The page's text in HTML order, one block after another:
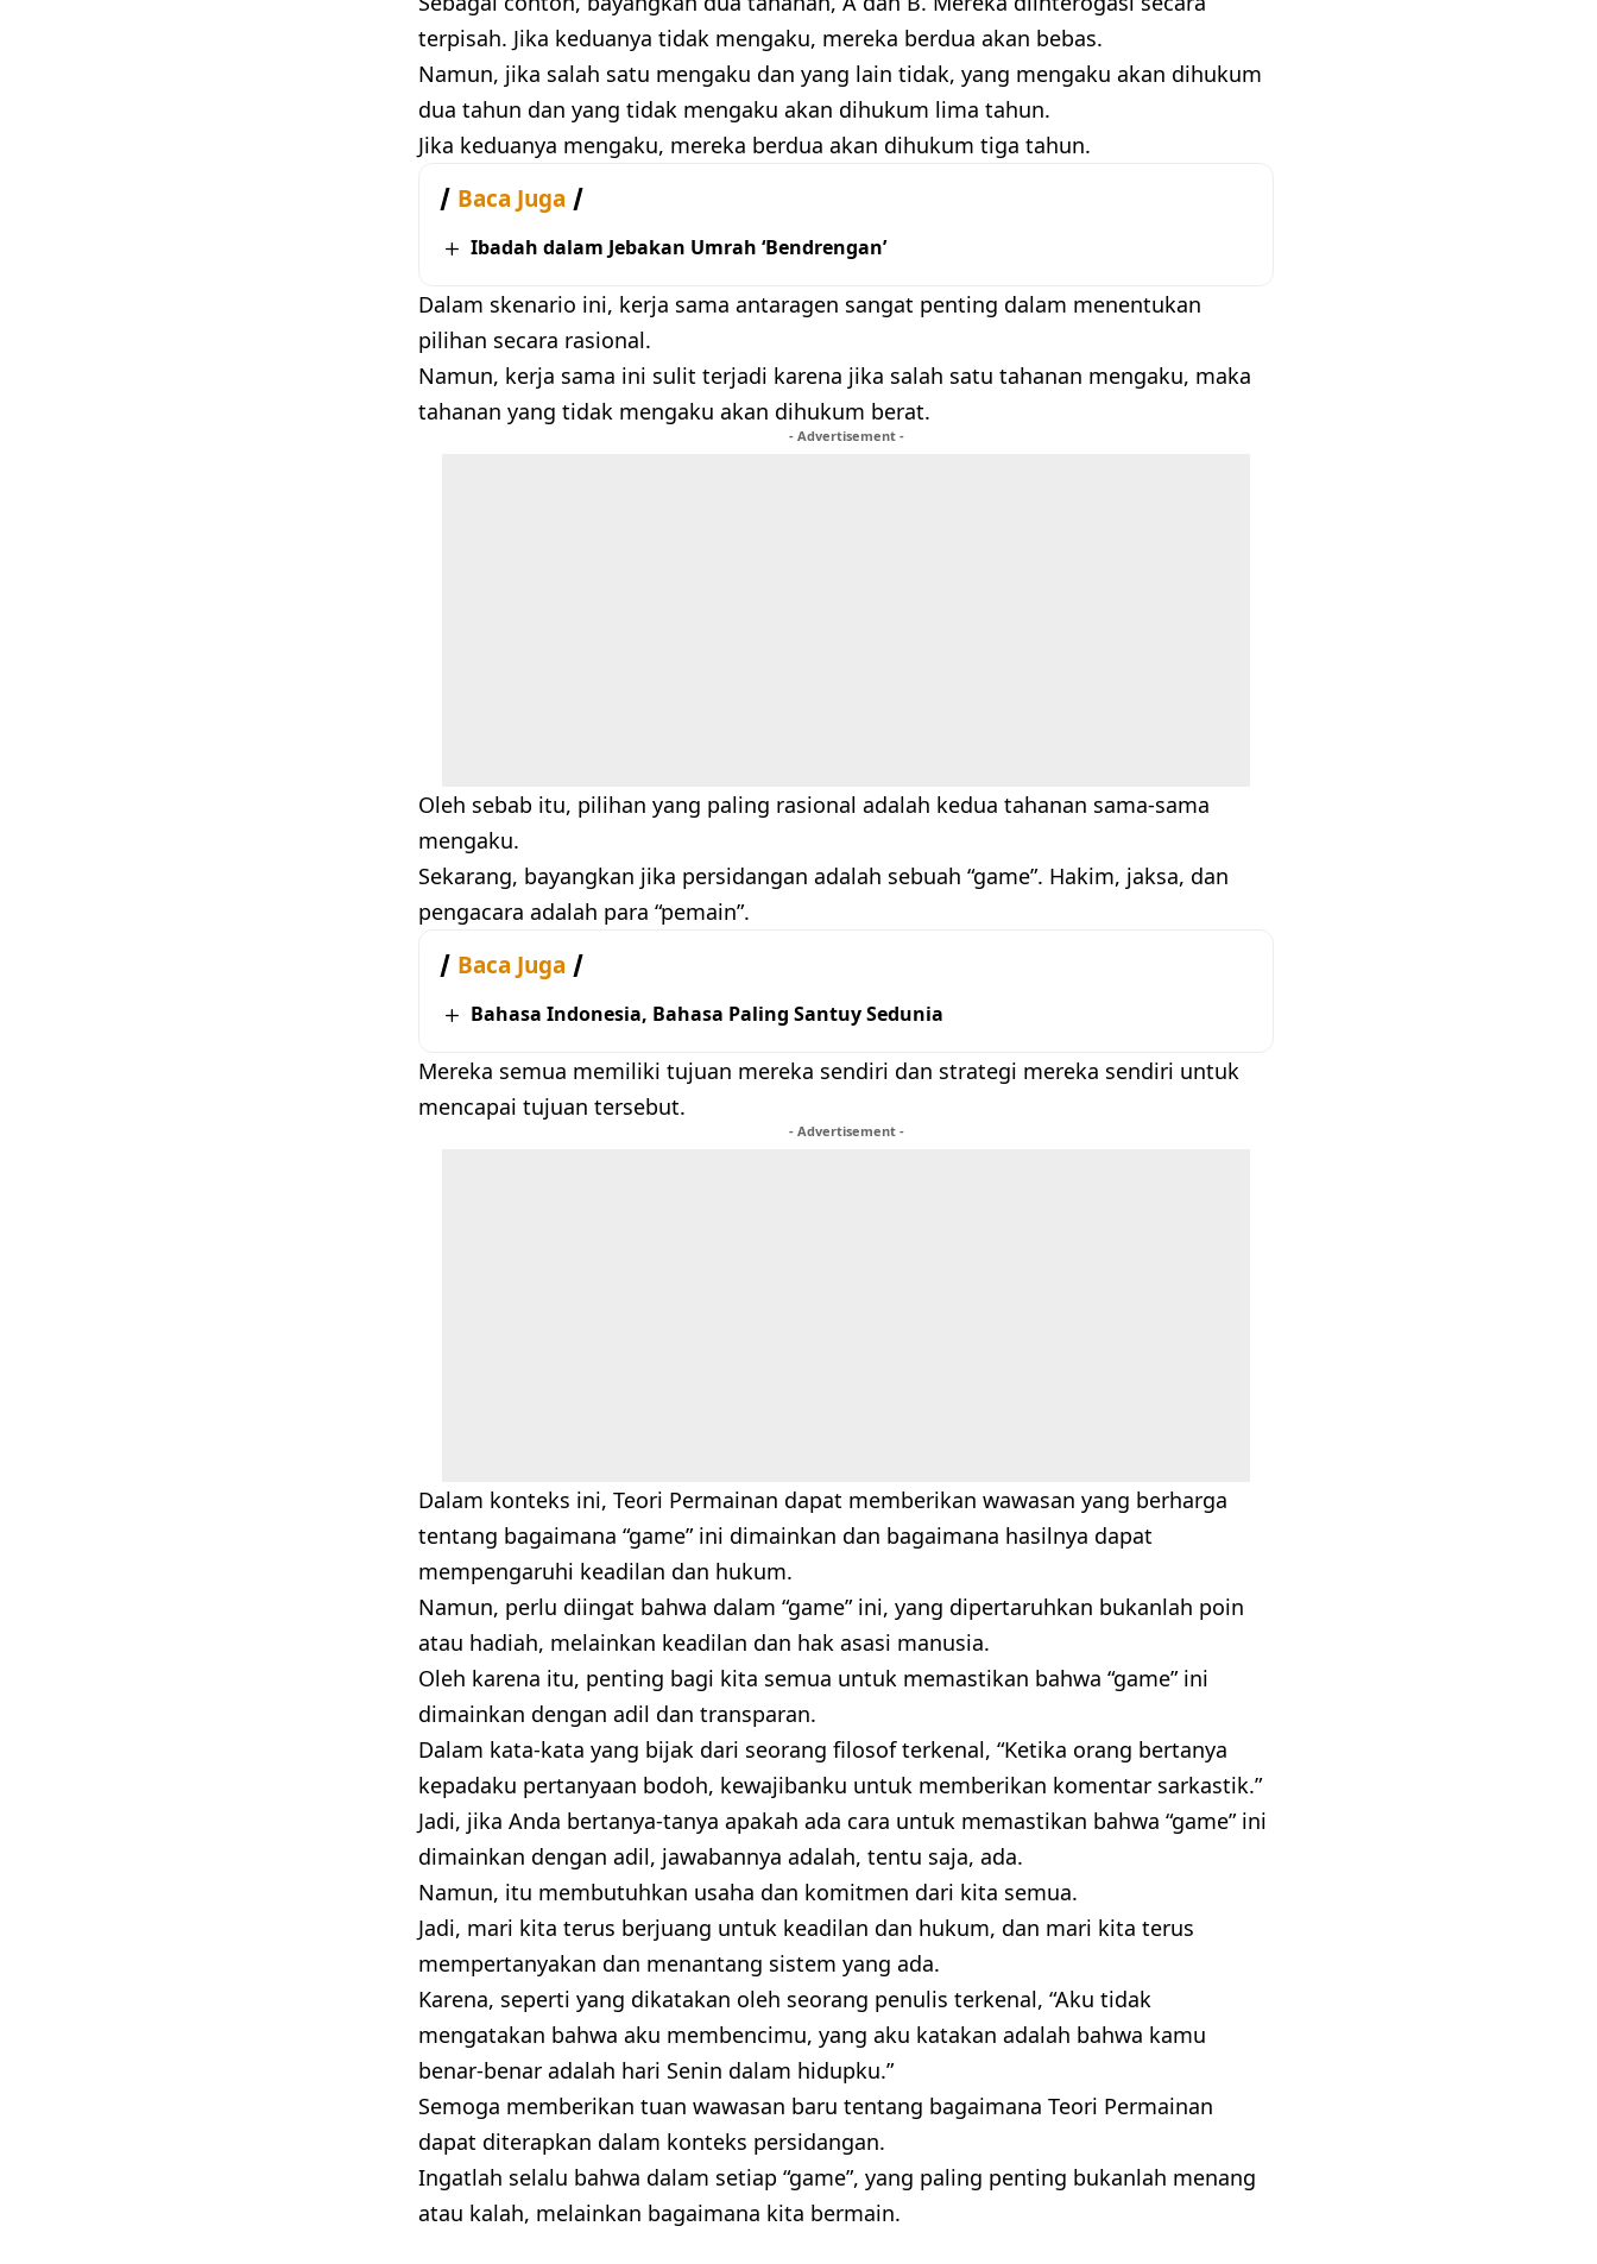
terpisah. Jika keduanya tidak mengaku, mereka berdua akan bebas.
Namun, jika salah satu mengaku dan yang lain tidak, yang mengaku akan dihukum
dua tahun dan yang tidak mengaku akan dihukum lima tahun.
Jika keduanya mengaku, mereka berdua akan dihukum tiga tahun.
Baca Juga
Ibadah dalam Jebakan Umrah ‘Bendrengan’
Dalam skenario ini, kerja sama antaragen sangat penting dalam menentukan
pilihan secara rasional.
Namun, kerja sama ini sulit terjadi karena jika salah satu tahanan mengaku, maka
tahanan yang tidak mengaku akan dihukum berat.
- Advertisement -
Oleh sebab itu, pilihan yang paling rasional adalah kedua tahanan sama-sama
mengaku.
Sekarang, bayangkan jika persidangan adalah sebuah “game”. Hakim, jaksa, dan
pengacara adalah para “pemain”.
Baca Juga
Bahasa Indonesia, Bahasa Paling Santuy Sedunia
Mereka semua memiliki tujuan mereka sendiri dan strategi mereka sendiri untuk
mencapai tujuan tersebut.
- Advertisement -
Dalam konteks ini, Teori Permainan dapat memberikan wawasan yang berharga
tentang bagaimana “game” ini dimainkan dan bagaimana hasilnya dapat
mempengaruhi keadilan dan hukum.
Namun, perlu diingat bahwa dalam “game” ini, yang dipertaruhkan bukanlah poin
atau hadiah, melainkan keadilan dan hak asasi manusia.
Oleh karena itu, penting bagi kita semua untuk memastikan bahwa “game” ini
dimainkan dengan adil dan transparan.
Dalam kata-kata yang bijak dari seorang filosof terkenal, “Ketika orang bertanya
kepadaku pertanyaan bodoh, kewajibanku untuk memberikan komentar sarkastik.”
Jadi, jika Anda bertanya-tanya apakah ada cara untuk memastikan bahwa “game” ini
dimainkan dengan adil, jawabannya adalah, tentu saja, ada.
Namun, itu membutuhkan usaha dan komitmen dari kita semua.
Jadi, mari kita terus berjuang untuk keadilan dan hukum, dan mari kita terus
mempertanyakan dan menantang sistem yang ada.
Karena, seperti yang dikatakan oleh seorang penulis terkenal, “Aku tidak
mengatakan bahwa aku membencimu, yang aku katakan adalah bahwa kamu
benar-benar adalah hari Senin dalam hidupku.”
Semoga memberikan tuan wawasan baru tentang bagaimana Teori Permainan
dapat diterapkan dalam konteks persidangan.
Ingatlah selalu bahwa dalam setiap “game”, yang paling penting bukanlah menang
atau kalah, melainkan bagaimana kita bermain.